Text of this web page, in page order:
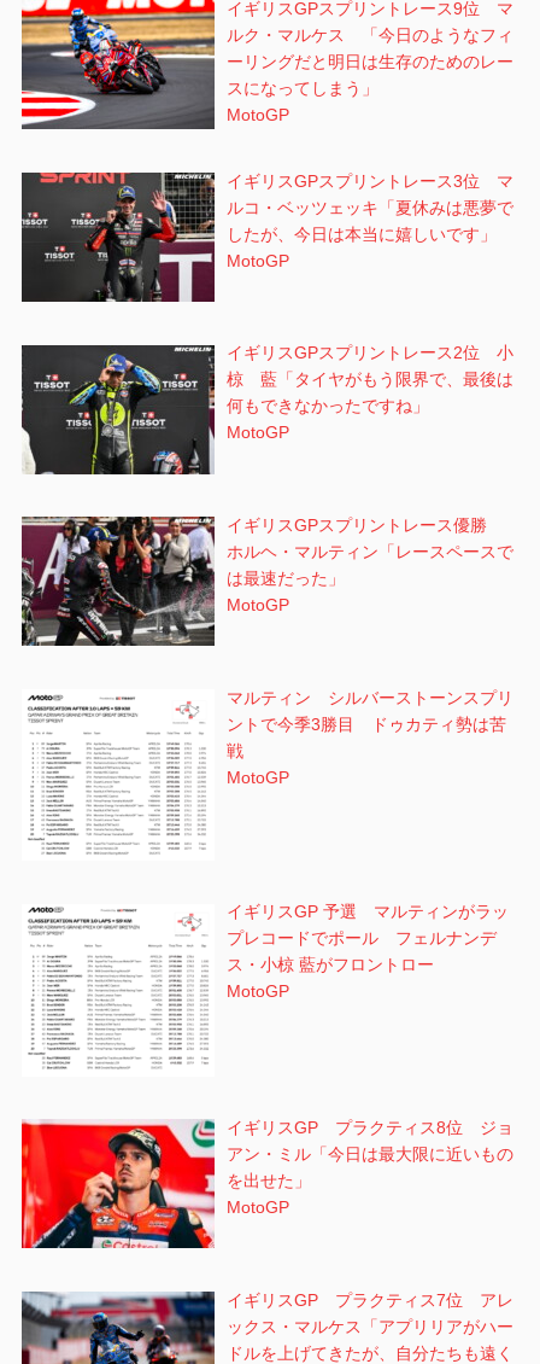
イギリスGPスプリントレース9位 マ
ルク・マルケス 「今日のようなフィ
ーリングだと明日は生存のためのレー
スになってしまう」
MotoGP
イギリスGPスプリントレース3位 マ
ルコ・ベッツェッキ「夏休みは悪夢で
したが、今日は本当に嬉しいです」
MotoGP
イギリスGPスプリントレース2位 小
椋 藍「タイヤがもう限界で、最後は
何もできなかったですね」
MotoGP
イギリスGPスプリントレース優勝
ホルヘ・マルティン「レースペースで
は最速だった」
MotoGP
マルティン シルバーストーンスプリ
ントで今季3勝目 ドゥカティ勢は苦
戦
MotoGP
イギリスGP 予選 マルティンがラッ
プレコードでポール フェルナンデ
ス・小椋 藍がフロントロー
MotoGP
イギリスGP プラクティス8位 ジョ
アン・ミル「今日は最大限に近いもの
を出せた」
MotoGP
イギリスGP プラクティス7位 アレ
ックス・マルケス「アプリリアがハー
ドルを上げてきたが、自分たちも遠く